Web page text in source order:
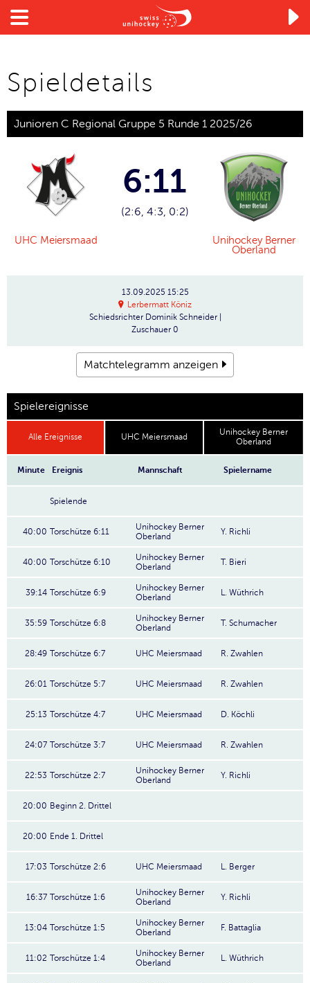

Spieldetails
Junioren C Regional Gruppe 5 Runde 1 2025/26
UHC Meiersmaad
6:11
(2:6, 4:3, 0:2)
Unihockey Berner
Oberland
13.09.2025 15:25
Lerbermatt Köniz
Schiedsrichter Dominik Schneider |
Zuschauer 0
Matchtelegramm anzeigen
Spielereignisse
Alle Ereignisse UHC Meiersmaad
Unihockey Berner
Oberland
Minute Ereignis Mannschaft Spielername
Spielende
40:00 Torschütze 6:11
Unihockey Berner
Oberland
Y. Richli
40:00 Torschütze 6:10
Unihockey Berner
Oberland
T. Bieri
39:14 Torschütze 6:9
Unihockey Berner
Oberland
L. Wüthrich
35:59 Torschütze 6:8
Unihockey Berner
Oberland
T. Schumacher
28:49 Torschütze 6:7 UHC Meiersmaad R. Zwahlen
26:01 Torschütze 5:7 UHC Meiersmaad R. Zwahlen
25:13 Torschütze 4:7 UHC Meiersmaad D. Köchli
24:07 Torschütze 3:7 UHC Meiersmaad R. Zwahlen
22:53 Torschütze 2:7
Unihockey Berner
Oberland
Y. Richli
20:00 Beginn 2. Drittel
20:00 Ende 1. Drittel
17:03 Torschütze 2:6 UHC Meiersmaad L. Berger
16:37 Torschütze 1:6
Unihockey Berner
Oberland
Y. Richli
13:04 Torschütze 1:5
Unihockey Berner
Oberland
F. Battaglia
11:02 Torschütze 1:4
Unihockey Berner
Oberland
L. Wüthrich